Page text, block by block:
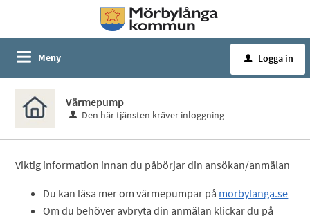
Meny u Logga in
Värmepump
Den här tjänsten kräver inloggning
Viktig information innan du påbörjar din ansökan/anmälan
Du kan läsa mer om värmepumpar på morbylanga.se
Om du behöver avbryta din anmälan klickar du på